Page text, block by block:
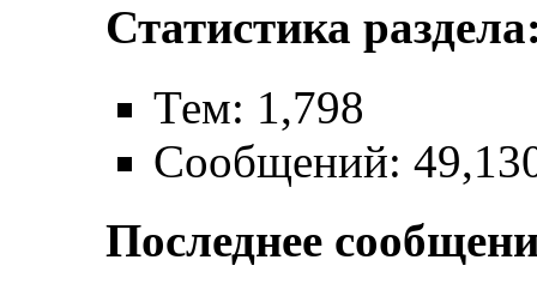
Статистика
Тем: 1,798
Сообщений:
Последнее